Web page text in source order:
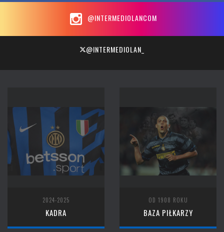
@INTERMEDIOLANCOM
@INTERMEDIOLAN_
2024-2025
KADRA
OD 1908 ROKU
BAZA PIŁKARZY